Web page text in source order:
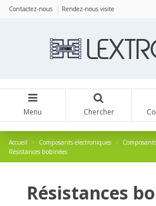
Contactez-nous Rendez-nous visite
Menu Chercher
Accueil Composants electroniques Composants
Résistances bobinées
Résistances
Panneau de gestion des cookies